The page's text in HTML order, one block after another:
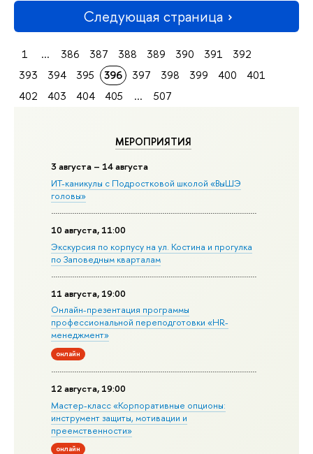
МЕРОПРИЯТИЯ
3 августа – 14 августа
ИТ-каникулы с Подростковой школой «ВыШЭ
головы»
10 августа, 11:00
Экскурсия по корпусу на ул. Костина и прогулка
по Заповедным кварталам
11 августа, 19:00
Онлайн-презентация программы
профессиональной переподготовки «HR-
менеджмент»
онлайн
12 августа, 19:00
Мастер-класс «Корпоративные опционы:
инструмент защиты, мотивации и
преемственности»
онлайн
Следующая страница
1 ... 386 387 388 389 390 391
392
393
394 395 396 397 398 399 400
401
402
403 404 405 ... 507